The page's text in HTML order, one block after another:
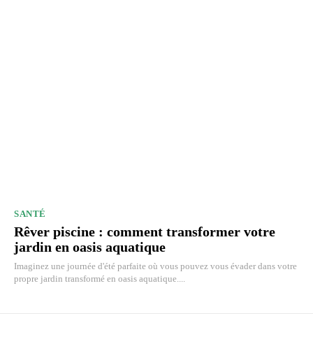
SANTÉ
Rêver piscine : comment transformer votre
jardin en oasis aquatique
Imaginez une journée d'été parfaite où vous pouvez vous évader dans votre
propre jardin transformé en oasis aquatique....